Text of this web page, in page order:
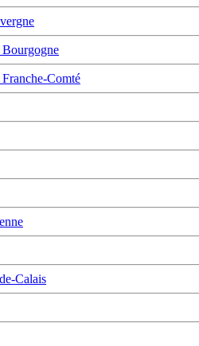
Comté
Calais